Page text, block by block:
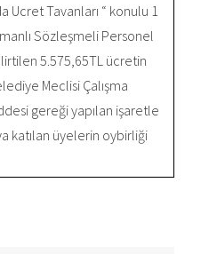
Ucret Tavanları “ konulu 1
Sözleşmeli Personel
5.575,65TL ücretin
Meclisi Çalışma
gereği yapılan işaretle
katılan üyelerin oybirliği